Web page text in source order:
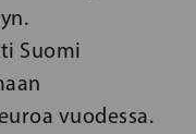
Suomi
vuodessa.